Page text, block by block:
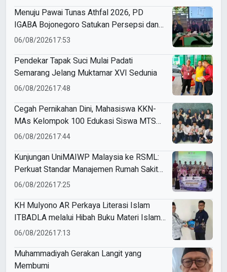
Menuju Pawai Tunas Athfal 2026, PD
IGABA Bojonegoro Satukan Persepsi dan
Utamakan Keselamatan Anak
06/08/202617:53
Pendekar Tapak Suci Mulai Padati
Semarang Jelang Muktamar XVI Sedunia
06/08/202617:48
Cegah Pernikahan Dini, Mahasiswa KKN-
MAs Kelompok 100 Edukasi Siswa MTS
Miftahul Ulum Tawangsari
06/08/202617:44
Kunjungan UniMAIWP Malaysia ke RSML:
Perkuat Standar Manajemen Rumah Sakit
Syariah
06/08/202617:25
KH Mulyono AR Perkaya Literasi Islam
ITBADLA melalui Hibah Buku Materi Islam
5 Jilid
06/08/202617:13
Muhammadiyah Gerakan Langit yang
Membumi